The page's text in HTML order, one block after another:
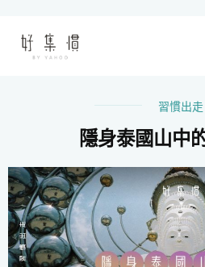
習慣出走
隱身泰國山中